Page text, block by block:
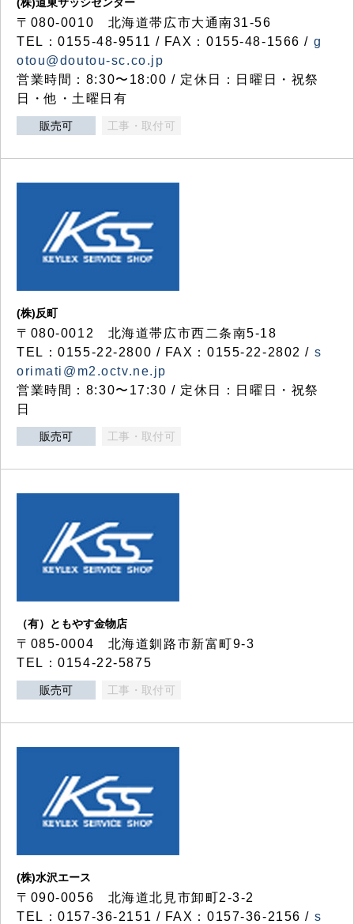
〒080-0010 北海道帯広市大通南31-56
TEL：0155-48-9511 / FAX：0155-48-1566 / g
otou@doutou-sc.co.jp
営業時間：8:30〜18:00 / 定休日：日曜日・祝祭
日・他・土曜日有
販売可 工事・取付可
(株)反町
〒080-0012 北海道帯広市西二条南5-18
TEL：0155-22-2800 / FAX：0155-22-2802 / s
orimati@m2.octv.ne.jp
営業時間：8:30〜17:30 / 定休日：日曜日・祝祭
日
販売可 工事・取付可
（有）ともやす金物店
〒085-0004 北海道釧路市新富町9-3
TEL：0154-22-5875
販売可 工事・取付可
(株)水沢エース
〒090-0056 北海道北見市卸町2-3-2
TEL：0157-36-2151 / FAX：0157-36-2156 / s